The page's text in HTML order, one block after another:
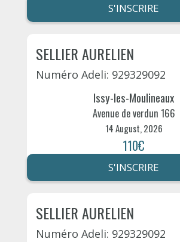
S'INSCRIRE
SELLIER AURELIEN
Numéro Adeli: 929329092
Issy-les-Moulineaux
Avenue de verdun 166
14 August, 2026
110€
S'INSCRIRE
SELLIER AURELIEN
Numéro Adeli: 929329092